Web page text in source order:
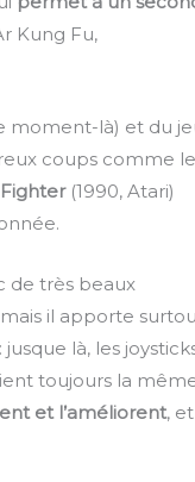
Kung Fu,
moment-là) et du
coups comme
(1990, Atari)
de très beaux
il apporte
là, les
toujours la
et l’améliorent, et